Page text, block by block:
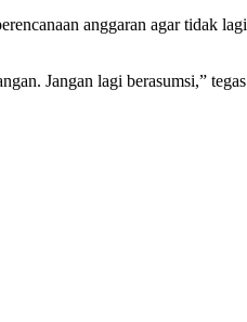
anggaran agar tidak
Jangan lagi berasumsi,”